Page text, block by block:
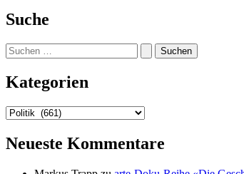
Faschismus
Suche
Suchen
nach:
Kategorien
Kategorien
Neueste Kommentare